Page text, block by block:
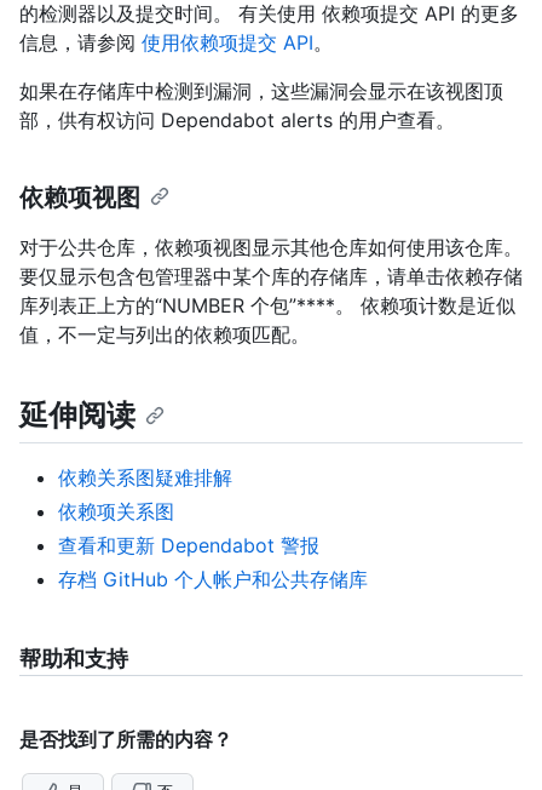
的检测器以及提交时间。 有关使用 依赖项提交 API 的更多
信息，请参阅 使用依赖项提交 API。
如果在存储库中检测到漏洞，这些漏洞会显示在该视图顶
部，供有权访问 Dependabot alerts 的用户查看。
依赖项视图
对于公共仓库，依赖项视图显示其他仓库如何使用该仓库。
要仅显示包含包管理器中某个库的存储库，请单击依赖存储
库列表正上方的“NUMBER 个包”****。 依赖项计数是近似
值，不一定与列出的依赖项匹配。
延伸阅读
依赖关系图疑难排解
依赖项关系图
查看和更新 Dependabot 警报
存档 GitHub 个人帐户和公共存储库
帮助和支持
是否找到了所需的内容？